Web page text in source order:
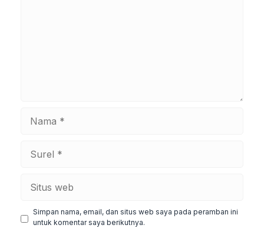
Simpan nama, email, dan situs web saya pada peramban ini
untuk komentar saya berikutnya.